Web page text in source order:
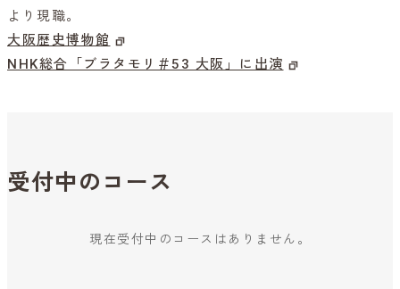
より現職。
大阪歴史博物館
NHK総合「ブラタモリ＃53 大阪」に出演
受付中のコース
現在受付中のコースはありません。